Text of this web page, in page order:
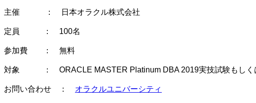
主催 ： 日本オラクル株式会社
定員 ： 100名
参加費 ： 無料
対象 ： ORACLE MASTER Platinum DBA 2019実技試験もしくは
お問い合わせ ： オラクルユニバーシティ